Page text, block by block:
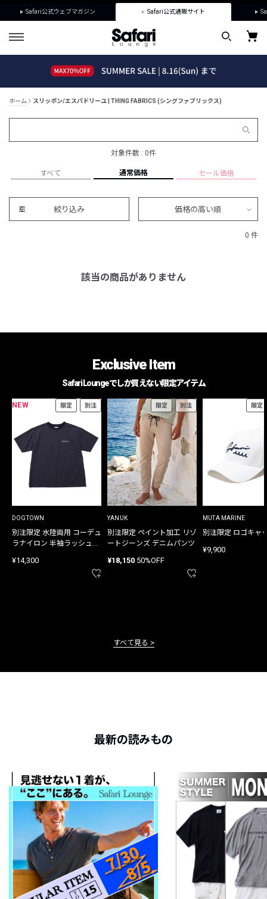
Safari公式ウェブマガジン Safari公式通販サイト
ホーム スリッポン/エスパドリーユ | THING FABRICS (シングファブリックス)
対象件数 : 0件
すべて 通常価格 セール価格
絞り込み 価格の高い順
0 件
該当の商品がありません
Exclusive Item
Safari Loungeでしか買えない限定アイテム
NEW 限定 別注
DOGTOWN
別注限定 水陸両用 コーデュ
ラナイロン 半袖ラッシュガ
¥14,300
限定 別注
YANUK
別注限定 ペイント加工 リゾ
ートジーンズ デニムパンツ
¥18,150 50%OFF
限定
MUTA MARINE
別注限定 ロゴキャ
¥9,900
すべて見る
最新の読みもの